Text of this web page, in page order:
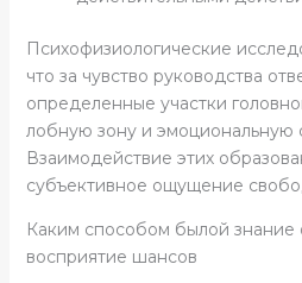
Психофизиологические
что за чувство руководства
определенные участки
лобную зону и эмоциональную
Взаимодействие этих
субъективное ощущение
Каким способом былой знание
восприятие шансов